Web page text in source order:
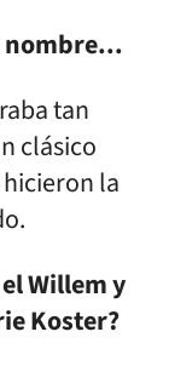
nombre...
tan
clásico
la
Willem y
Koster?